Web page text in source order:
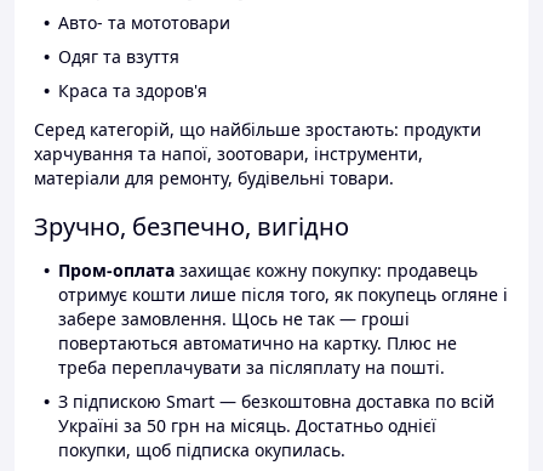
Авто- та мототовари
Одяг та взуття
Краса та здоров'я
Серед категорій, що найбільше зростають: продукти
харчування та напої, зоотовари, інструменти,
матеріали для ремонту, будівельні товари.
Зручно, безпечно, вигідно
Пром-оплата захищає кожну покупку: продавець
отримує кошти лише після того, як покупець огляне і
забере замовлення. Щось не так — гроші
повертаються автоматично на картку. Плюс не
треба переплачувати за післяплату на пошті.
З підпискою Smart — безкоштовна доставка по всій
Україні за 50 грн на місяць. Достатньо однієї
покупки, щоб підписка окупилась.